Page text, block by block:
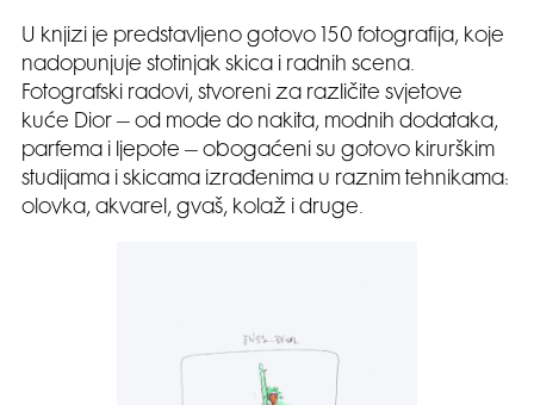
U knjizi je predstavljeno gotovo 150 fotografija, koje
nadopunjuje stotinjak skica i radnih scena.
Fotografski radovi, stvoreni za različite svjetove
kuće Dior – od mode do nakita, modnih dodataka,
parfema i ljepote – obogaćeni su gotovo kirurškim
studijama i skicama izrađenima u raznim tehnikama:
olovka, akvarel, gvaš, kolaž i druge.